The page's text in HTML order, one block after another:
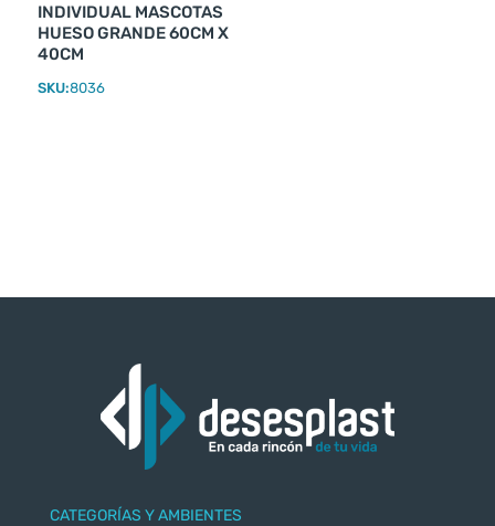
INDIVIDUAL MASCOTAS
HUESO GRANDE 60CM X
40CM
SKU:8036
CATEGORÍAS Y AMBIENTES